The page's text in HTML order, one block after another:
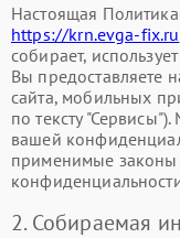
Настоящая
https://krn.evga-fix.ru
собирает,
Вы предоставляете
сайта, мобильных
по тексту
вашей
применимые
2. Собираемая